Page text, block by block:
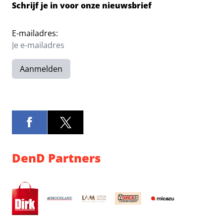
Schrijf je in voor onze nieuwsbrief
E-mailadres:
Aanmelden
DenD Partners